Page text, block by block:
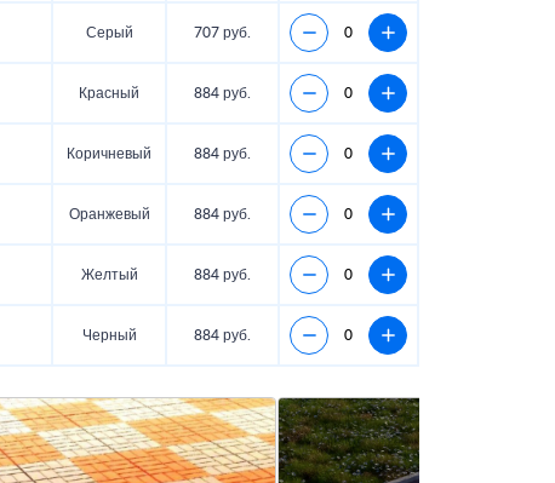
Серый 707 руб.
Красный 884 руб.
Коричневый 884 руб.
Оранжевый 884 руб.
Желтый 884 руб.
Черный 884 руб.